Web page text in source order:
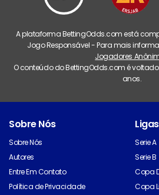
A plataforma BettingOdds.com está
Jogo Responsável - Para mais
Jogadores
O conteúdo do BettingOdds.com é
anos.
Sobre Nós
Sobre Nós
Autores
Entre Em Contato
Política de Privacidade
Ligas
Serie A
Serie B
Copa
Copa